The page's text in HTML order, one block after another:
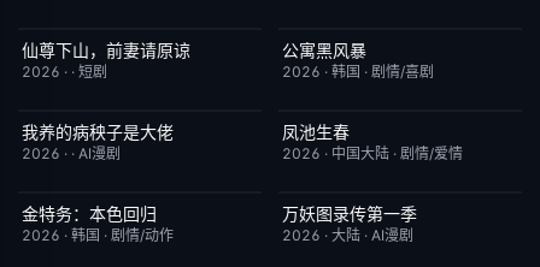
完结
仙尊下山，前妻请原谅
2026 · · 短剧
更新至第08集
公寓黑风暴
2026 · 韩国 · 剧情/喜剧
完结
我养的病秧子是大佬
2026 · · AI漫剧
已完结
凤池生春
2026 · 中国大陆 · 剧情/爱情
已完结
金特务：本色回归
2026 · 韩国 · 剧情/动作
完结
万妖图录传第一季
2026 · 大陆 · AI漫剧